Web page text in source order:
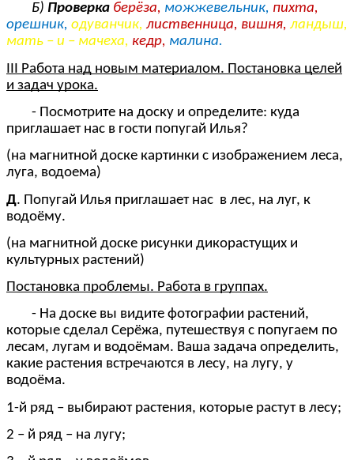
Б) Проверка берёза, можжевельник, пихта,
орешник, одуванчик, лиственница, вишня, ландыш,
мать – и – мачеха, кедр, малина.
III Работа над новым материалом. Постановка целей
и задач урока.
- Посмотрите на доску и определите: куда
приглашает нас в гости попугай Илья?
(на магнитной доске картинки с изображением леса,
луга, водоема)
Д. Попугай Илья приглашает нас в лес, на луг, к
водоёму.
(на магнитной доске рисунки дикорастущих и
культурных растений)
Постановка проблемы. Работа в группах.
- На доске вы видите фотографии растений,
которые сделал Серёжа, путешествуя с попугаем по
лесам, лугам и водоёмам. Ваша задача определить,
какие растения встречаются в лесу, на лугу, у
водоёма.
1-й ряд – выбирают растения, которые растут в лесу;
2 – й ряд – на лугу;